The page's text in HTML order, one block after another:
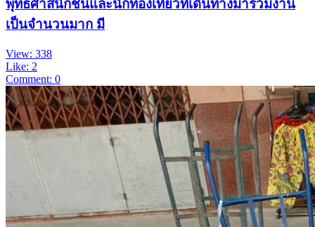
พุทธศาสนิกชนและนักท่องเที่ยวที่เดินทางมาร่วมงาน
เป็นจำนวนมาก มี
View: 338
Like: 2
Comment: 0